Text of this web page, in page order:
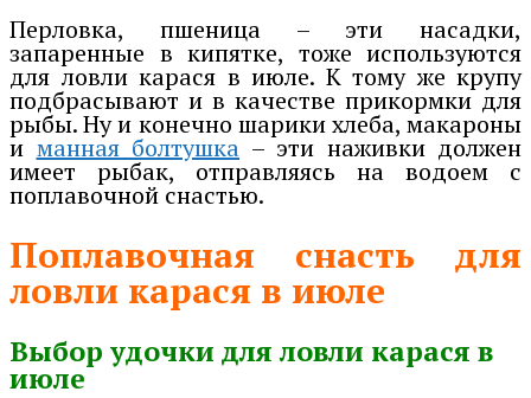
Перловка, пшеница – эти насадки,
запаренные в кипятке, тоже используются
для ловли карася в июле. К тому же крупу
подбрасывают и в качестве прикормки для
рыбы. Ну и конечно шарики хлеба, макароны
и манная болтушка – эти наживки должен
имеет рыбак, отправляясь на водоем с
поплавочной снастью.
Поплавочная снасть для
ловли карася в июле
Выбор удочки для ловли карася в
июле